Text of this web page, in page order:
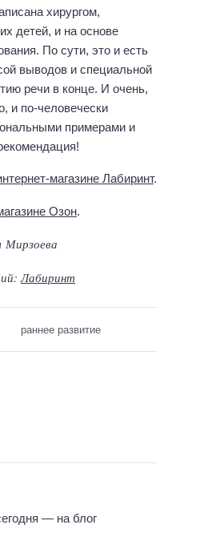
хирургом,
детей, и на основе
По сути, это и есть
выводов и специальной
речи в конце. И очень,
и по-человечески
примерами и
магазине Лабиринт.
Озон.
Мирзоева
Лабиринт
раннее развитие
— на блог